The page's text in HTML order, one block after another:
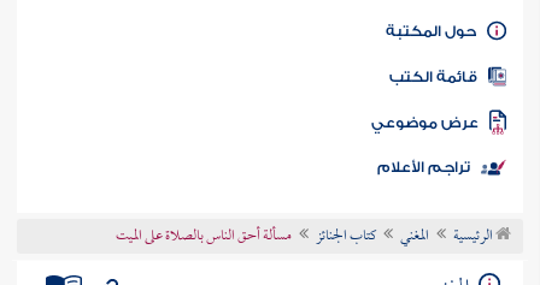
كتاب الأمة
المكتبة
الكتب
موضوعي
تراجم الأعلام
الرئيسية المغني كتاب الجنائز مسألة أحق الناس بالصلاة على الميت